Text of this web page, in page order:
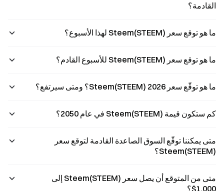
القادمة؟
ما هو توقع سعر Steem(STEEM) لهذا الأسبوع؟
ما هو توقع سعر Steem(STEEM) للأسبوع القادم؟
ما هو توقّع سعر Steem(STEEM) 2026؟ ومتى سيرتفع؟
كم ستكون قيمة Steem(STEEM) في عام 2050؟
متى يمكننا توقّع السوق الصاعدة القادمة لتوقع سعر
Steem(STEEM)؟
متى من المتوقع أن يصل سعر Steem(STEEM) إلى
1,000$؟